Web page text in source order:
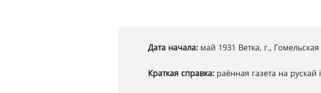
Дата начала: май 1931 Ветка, г.,
Краткая справка: раённая газета на рускай